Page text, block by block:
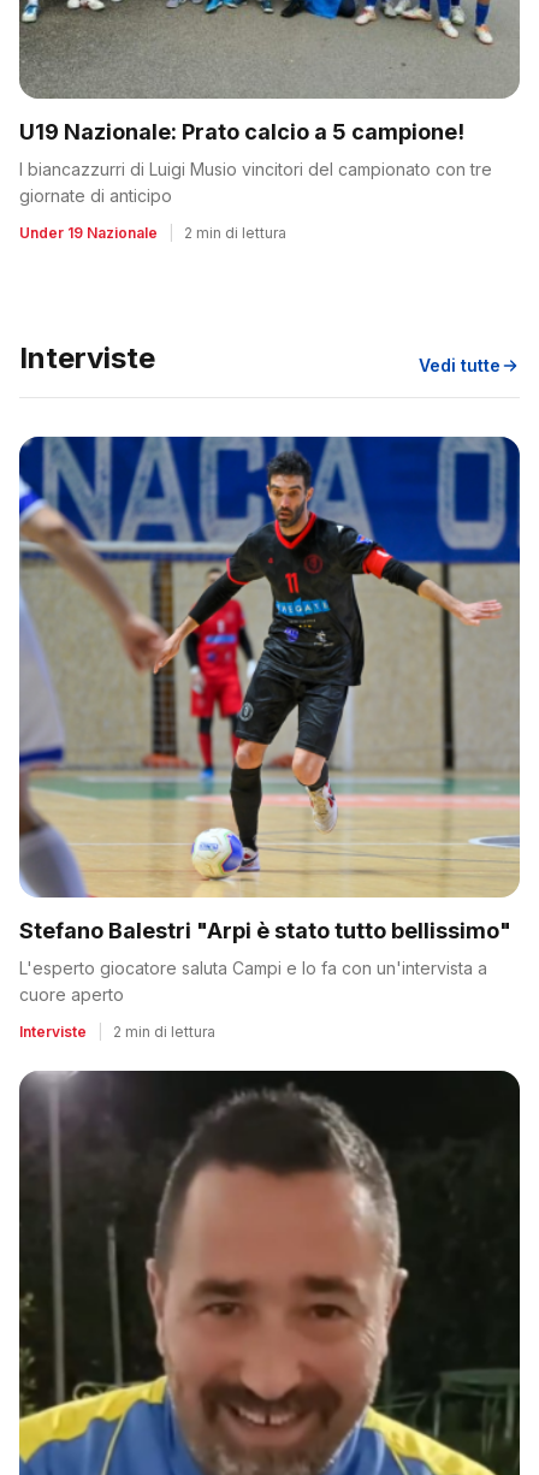
U19 Nazionale: Prato calcio a 5 campione!
I biancazzurri di Luigi Musio vincitori del campionato con tre
giornate di anticipo
Under 19 Nazionale 2 min di lettura
Interviste Vedi tutte
Stefano Balestri "Arpi è stato tutto bellissimo"
L'esperto giocatore saluta Campi e lo fa con un'intervista a
cuore aperto
Interviste 2 min di lettura